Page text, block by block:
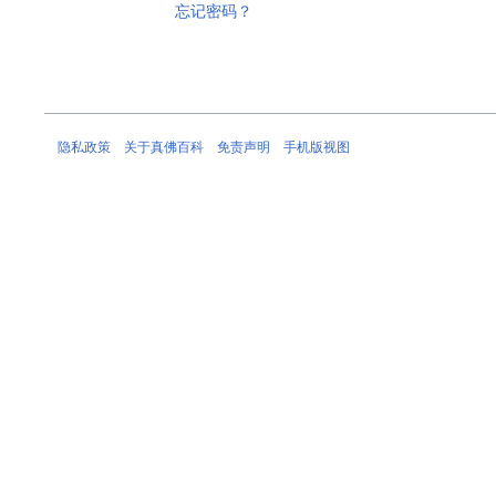
忘记密码？
隐私政策 关于真佛百科 免责声明 手机版视图